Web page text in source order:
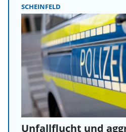
SCHEINFELD
Unfallflucht und